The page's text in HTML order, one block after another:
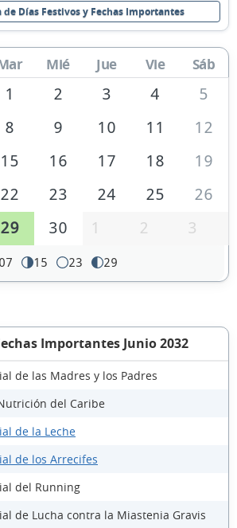
Días Festivos y Fechas Importantes
Mié Jue Vie Sáb
1 2 3 4
5
8 9 10 11
12
15 16 17 18
19
22 23 24 25
26
29 30 1 2 3
07 15 23 29
Importantes Junio 2032
de las Madres y los Padres
del Caribe
de la Leche
de los Arrecifes
del Running
de Lucha contra la Miastenia Gravis